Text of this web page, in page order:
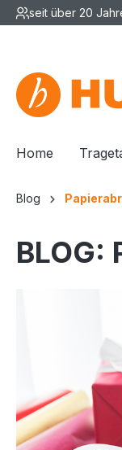
seit über 20
Home
Blog
BLOG: